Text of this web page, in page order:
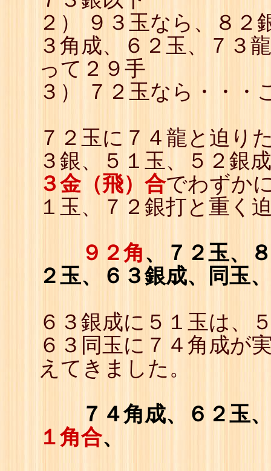
２） ９３玉なら、８２
３角成、６２玉、７３
って２９手
３） ７２玉なら・・・
７２玉に７４龍と迫り
３銀、５１玉、５２銀
３金（飛）合でわずか
１玉、７２銀打と重く
９２角、７２玉、
２玉、６３銀成、同玉、
６３銀成に５１玉は、
６３同玉に７４角成が
えてきました。
７４角成、６２玉
１角合、